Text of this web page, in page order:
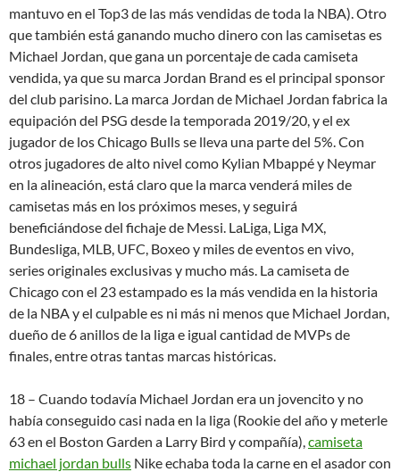
mantuvo en el Top3 de las más vendidas de toda la NBA). Otro
que también está ganando mucho dinero con las camisetas es
Michael Jordan, que gana un porcentaje de cada camiseta
vendida, ya que su marca Jordan Brand es el principal sponsor
del club parisino. La marca Jordan de Michael Jordan fabrica la
equipación del PSG desde la temporada 2019/20, y el ex
jugador de los Chicago Bulls se lleva una parte del 5%. Con
otros jugadores de alto nivel como Kylian Mbappé y Neymar
en la alineación, está claro que la marca venderá miles de
camisetas más en los próximos meses, y seguirá
beneficiándose del fichaje de Messi. LaLiga, Liga MX,
Bundesliga, MLB, UFC, Boxeo y miles de eventos en vivo,
series originales exclusivas y mucho más. La camiseta de
Chicago con el 23 estampado es la más vendida en la historia
de la NBA y el culpable es ni más ni menos que Michael Jordan,
dueño de 6 anillos de la liga e igual cantidad de MVPs de
finales, entre otras tantas marcas históricas.
18 – Cuando todavía Michael Jordan era un jovencito y no
había conseguido casi nada en la liga (Rookie del año y meterle
63 en el Boston Garden a Larry Bird y compañía),camiseta
michael jordan bulls Nike echaba toda la carne en el asador con